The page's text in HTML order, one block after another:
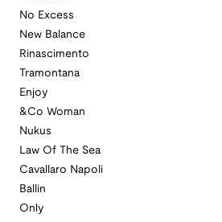
No Excess
New Balance
Rinascimento
Tramontana
Enjoy
&Co Woman
Nukus
Law Of The Sea
Cavallaro Napoli
Ballin
Only